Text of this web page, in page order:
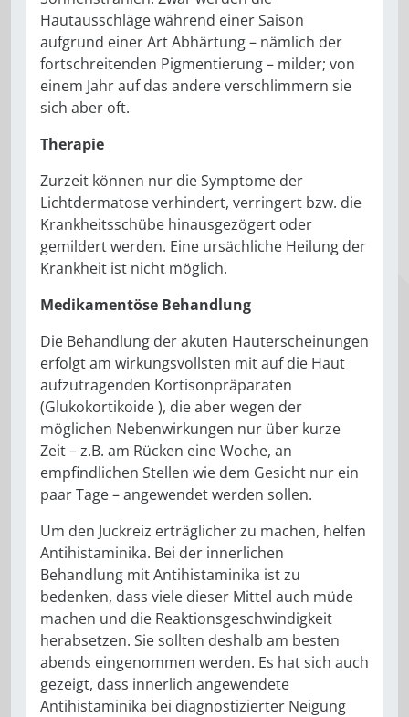
Hautausschläge während einer Saison
aufgrund einer Art Abhär­tung – nämlich der
fortschreitenden Pigmentierung – milder; von
einem Jahr auf das andere verschlimmern sie
sich aber oft.
Therapie
Zurzeit können nur die Symptome der
Lichtdermatose verhindert, ver­ringert bzw. die
Krankheitsschübe hinausgezögert oder
gemildert wer­den. Eine ursächliche Heilung der
Krankheit ist nicht möglich.
Medikamentöse Behandlung
Die Behandlung der akuten Haut­erscheinungen
erfolgt am wir­kungsvollsten mit auf die Haut
auf­zutragenden Kortisonpräparaten
(Glukokortikoide ), die aber wegen der
möglichen Nebenwirkungen nur über kurze
Zeit – z.B. am Rücken eine Woche, an
empfindlichen Stel­len wie dem Gesicht nur ein
paar Tage – angewendet werden sollen.
Um den Juckreiz erträglicher zu ma­chen, helfen
Antihistaminika. Bei der innerlichen
Behandlung mit An­tihistaminika ist zu
bedenken, dass viele dieser Mittel auch müde
ma­chen und die Reaktionsgeschwin­digkeit
herabsetzen. Sie sollten deshalb am besten
abends einge­nommen werden. Es hat sich auch
gezeigt, dass innerlich angewendete
Antihistaminika bei diagnostizierter Neigung